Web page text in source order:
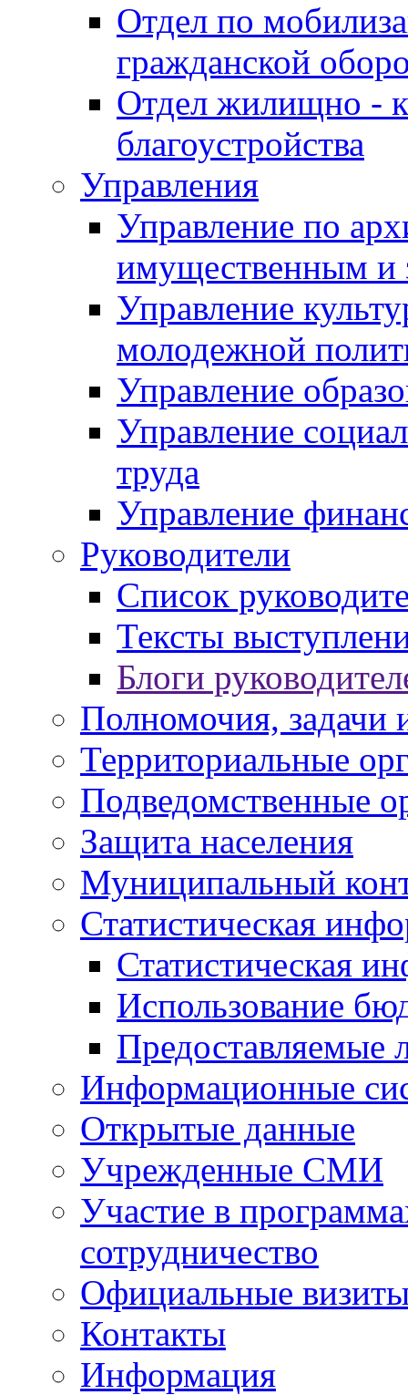
Отдел по
гражданской
Отдел жилищно -
благоустройства
Управления
Управление по
имущественным и
Управление
молодежной
Управление
Управление
труда
Управление
Руководители
Список
Тексты
Блоги
Полномочия, задачи
Территориальные
Подведомственные
Защита населения
Муниципальный
Статистическая
Статистическая
Использование
Предоставляемые
Информационные
Открытые данные
Учрежденные СМИ
Участие в
сотрудничество
Официальные
Контакты
Информация